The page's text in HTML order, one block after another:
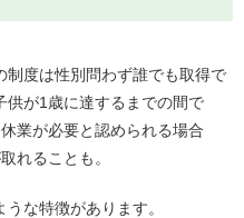
度は性別問わず誰でも取得で
供が1歳に達するまでの間で
業が必要と認められる場合
れることも。
な特徴があります。